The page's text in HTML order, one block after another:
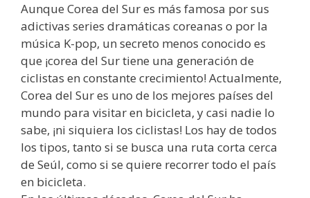
Aunque Corea del Sur es más famosa por sus
adictivas series dramáticas coreanas o por la
música K-pop, un secreto menos conocido es
que ¡corea del Sur tiene una generación de
ciclistas en constante crecimiento! Actualmente,
Corea del Sur es uno de los mejores países del
mundo para visitar en bicicleta, y casi nadie lo
sabe, ¡ni siquiera los ciclistas! Los hay de todos
los tipos, tanto si se busca una ruta corta cerca
de Seúl, como si se quiere recorrer todo el país
en bicicleta.